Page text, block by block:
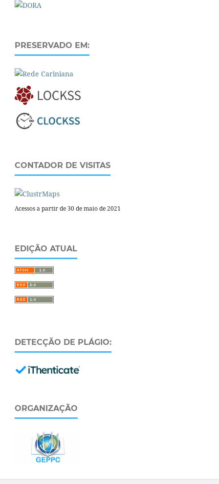
PRESERVADO EM:
CONTADOR DE VISITAS
Acessos a partir de 30 de maio de 2021
EDIÇÃO ATUAL
DETECÇÃO DE PLÁGIO:
ORGANIZAÇÃO